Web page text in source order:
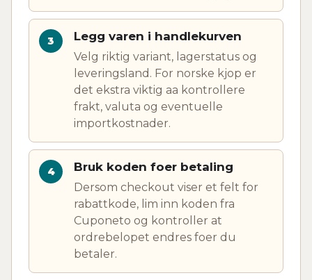
Legg varen i handlekurven
Velg riktig variant, lagerstatus og
leveringsland. For norske kjop er
det ekstra viktig aa kontrollere
frakt, valuta og eventuelle
importkostnader.
Bruk koden foer betaling
Dersom checkout viser et felt for
rabattkode, lim inn koden fra
Cuponeto og kontroller at
ordrebelopet endres foer du
betaler.